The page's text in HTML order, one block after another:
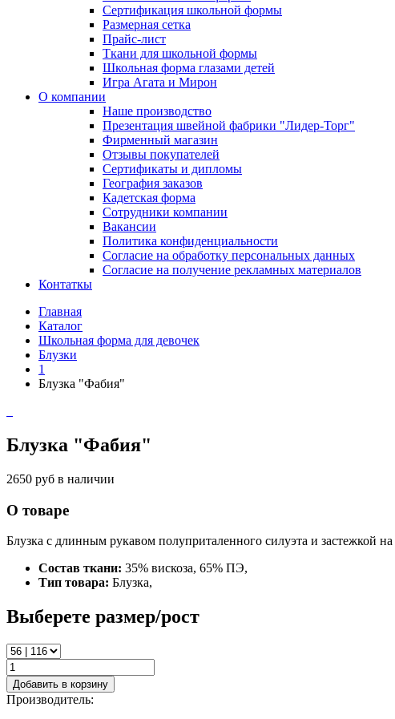
Сертификация школьной формы
Размерная сетка
Прайс-лист
Ткани для школьной формы
Школьная форма глазами детей
Игра Агата и Мирон
О компании
Наше производство
Презентация швейной фабрики "Лидер-Торг"
Фирменный магазин
Отзывы покупателей
Сертификаты и дипломы
География заказов
Кадетская форма
Сотрудники компании
Вакансии
Политика конфиденциальности
Согласие на обработку персональных данных
Согласие на получение рекламных материалов
Контаткы
Главная
Каталог
Школьная форма для девочек
Блузки
1
Блузка "Фабия"
Блузка "Фабия"
2650 руб в наличии
О товаре
Блузка с длинным рукавом полуприталенного силуэта и застежкой
Состав ткани: 35% вискоза, 65% ПЭ,
Тип товара: Блузка,
Выберете размер/рост
Добавить в корзину
Производитель: